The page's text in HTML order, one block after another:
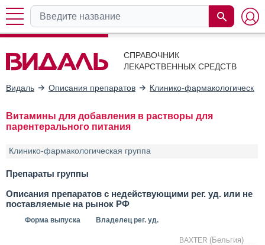
СПРАВОЧНИК
ЛЕКАРСТВЕННЫХ СРЕДСТВ
Видаль Описания препаратов Клинико-
Витамины для добавления в растворы для
парентерального питания
Клинико-фармакологическая группа
Препараты группы
Описания препаратов с недействующими рег. уд. или не
поставляемые на рынок РФ
Форма выпуска Владелец рег. уд.
BAXTER (Бельгия)